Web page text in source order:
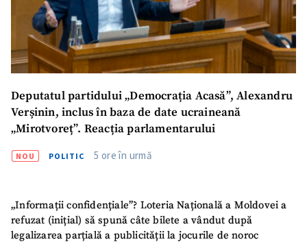
Deputatul partidului „Democrația Acasă”, Alexandru
Verșinin, inclus în baza de date ucraineană
„Mirotvoreț”. Reacția parlamentarului
NOU POLITIC 5 ore în urmă
„Informații confidențiale”? Loteria Națională a Moldovei a
refuzat (inițial) să spună câte bilete a vândut după
legalizarea parțială a publicității la jocurile de noroc